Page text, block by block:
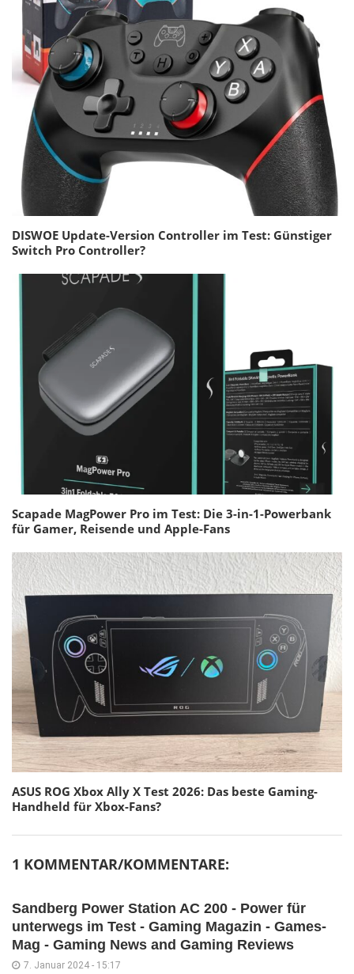
DISWOE Update-Version Controller im Test: Günstiger
Switch Pro Controller?
Scapade MagPower Pro im Test: Die 3-in-1-Powerbank
für Gamer, Reisende und Apple-Fans
ASUS ROG Xbox Ally X Test 2026: Das beste Gaming-
Handheld für Xbox-Fans?
1 KOMMENTAR/KOMMENTARE:
Sandberg Power Station AC 200 - Power für
unterwegs im Test - Gaming Magazin - Games-
Mag - Gaming News and Gaming Reviews
7. Januar 2024 - 15:17